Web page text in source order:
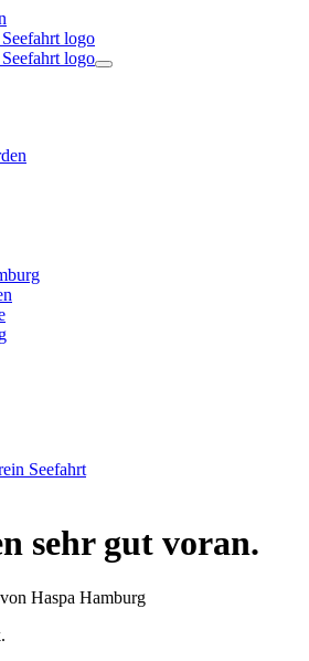
Seefahrt
sehr gut voran.
Haspa Hamburg